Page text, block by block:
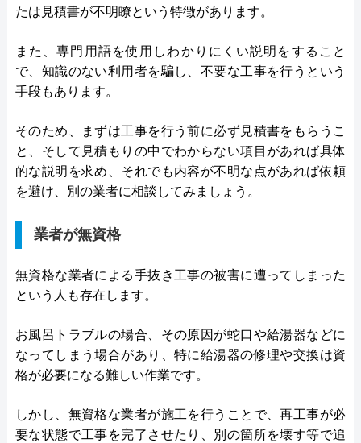
たは見積書が不明瞭という特徴があります。
また、専門用語を使用しわかりにくい説明をすること
で、知識のない利用者を騙し、不要な工事を行うという
手段もあります。
そのため、まずは工事を行う前に必ず見積書をもらうこ
と、そして見積もりの中でわからない項目があれば具体
的な説明を求め、それでも内容が不明な点があれば依頼
を避け、別の業者に相談してみましょう。
業者が無資格
無資格な業者による手抜き工事の被害に遭ってしまった
という人も存在します。
お風呂トラブルの場合、その原因が蛇口や給湯器などに
なってしまう場合があり、特に給湯器の修理や交換は資
格が必要になる難しい作業です。
しかし、無資格な業者が施工を行うことで、再工事が必
要な状態で工事を完了させたり、別の箇所を壊す等で追